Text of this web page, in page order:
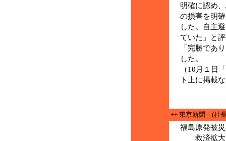
明確に認め
の損害を明
した。自主
ていた」と
「完勝であ
した。
（10月１日
ト上に掲載
++ 東京新聞 (社
福島原発被
救済拡大